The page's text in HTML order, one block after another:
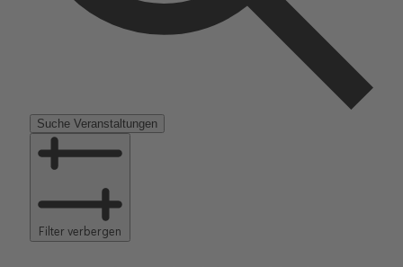
Suche Veranstaltungen
Filter verbergen